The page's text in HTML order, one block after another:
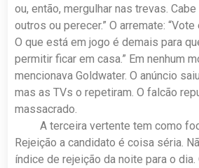
ou, então, mergulhar nas trevas.
outros ou perecer.” O arremate:
O que está em jogo é demais para
per­mitir ficar em casa.” Em nenhum
mencionava Goldwater. O anúncio
mas as TVs o repetiram. O falcão
massacrado.
A terceira vertente tem como
Rejeição a candidato é coisa séria.
índice de re­jeição da noite para o dia.